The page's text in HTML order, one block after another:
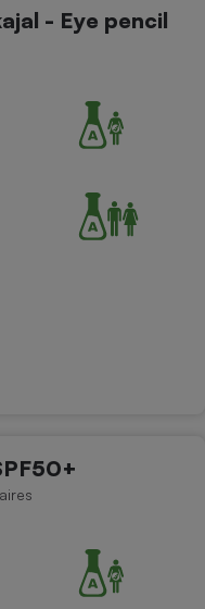
- Eye pencil